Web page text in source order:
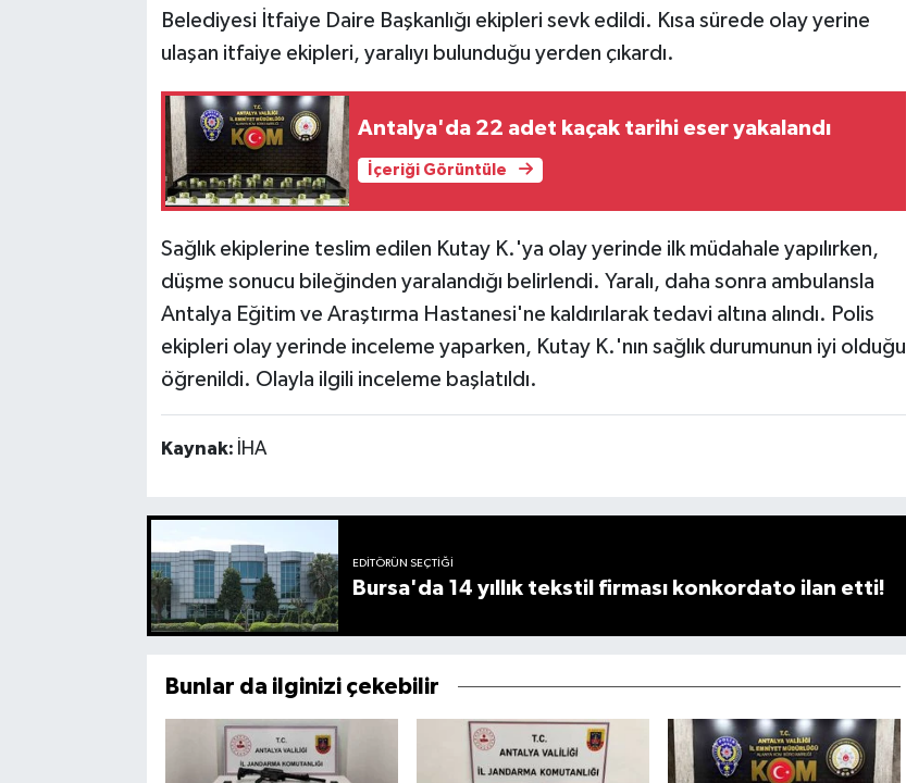
Belediyesi İtfaiye Daire Başkanlığı ekipleri sevk edildi. Kısa sürede olay yerine
ulaşan itfaiye ekipleri, yaralıyı bulunduğu yerden çıkardı.
Antalya'da 22 adet kaçak tarihi eser yakalandı
İçeriği Görüntüle
Sağlık ekiplerine teslim edilen Kutay K.'ya olay yerinde ilk müdahale yapılırken,
düşme sonucu bileğinden yaralandığı belirlendi. Yaralı, daha sonra ambulansla
Antalya Eğitim ve Araştırma Hastanesi'ne kaldırılarak tedavi altına alındı. Polis
ekipleri olay yerinde inceleme yaparken, Kutay K.'nın sağlık durumunun iyi olduğu
öğrenildi. Olayla ilgili inceleme başlatıldı.
Kaynak: İHA
EDITÖRÜN SEÇTIĞI
Bursa'da 14 yıllık tekstil firması konkordato ilan etti!
Bunlar da ilginizi çekebilir